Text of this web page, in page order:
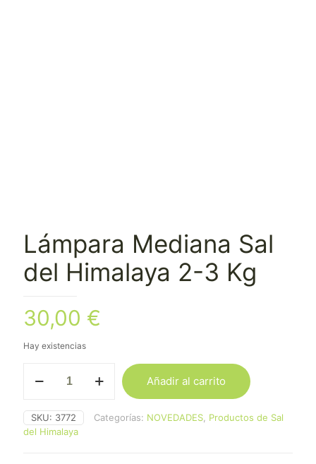
Lámpara Mediana Sal
del Himalaya 2-3 Kg
30,00 €
Hay existencias
Mediana
del
Himalaya
2-
Añadir al carrito
SKU: 3772 Categorías: NOVEDADES, Productos de Sal
del Himalaya